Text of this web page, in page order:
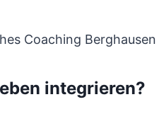
Coaching
integrieren?